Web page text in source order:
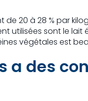
20 à 28 % par
utilisées sont le lait
végétales est
a des